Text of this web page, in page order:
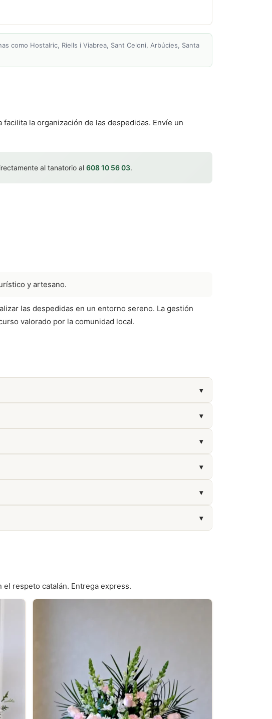
como Hostalric, Riells i Viabrea, Sant Celoni, Arbúcies, Santa
la organización de las despedidas. Envíe un
al tanatorio al 608 10 56 03.
y artesano.
las despedidas en un entorno sereno. La gestión
valorado por la comunidad local.
▾
▾
▾
▾
▾
▾
respeto catalán. Entrega express.